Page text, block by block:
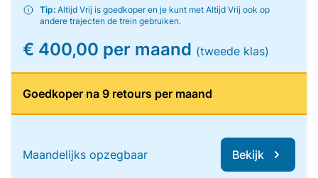
Tip: Altijd Vrij is goedkoper en je kunt met Altijd Vrij ook op
andere trajecten de trein gebruiken.
€ 400,00 per maand (tweede klas)
Goedkoper na 9 retours per maand
Maandelijks opzegbaar Bekijk